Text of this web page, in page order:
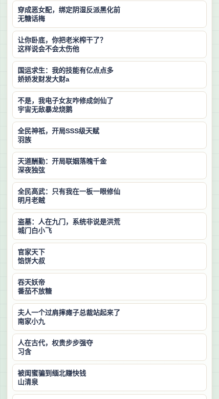
穿成恶女配，绑定阴湿反派黑化前
无糖话梅
让你卧底，你把老米榨干了？
这样说会不会太伤他
国运求生：我的技能有亿点点多
娇娇发财发大财a
不是，我电子女友咋修成剑仙了
宇宙无敌暴龙烧鹅
全民神祇，开局SSS级天赋
羽族
天道酬勤：开局联姻落魄千金
深夜独弦
全民高武：只有我在一板一眼修仙
明月老贼
盗墓：人在九门，系统非说是洪荒
城门白小飞
官家天下
馅饼大叔
吞天妖帝
番茄不放糖
夫人一个过肩摔瘫子总裁站起来了
南家小九
人在古代，权贵步步强夺
习含
被闺蜜骗到缅北赚快钱
山清泉